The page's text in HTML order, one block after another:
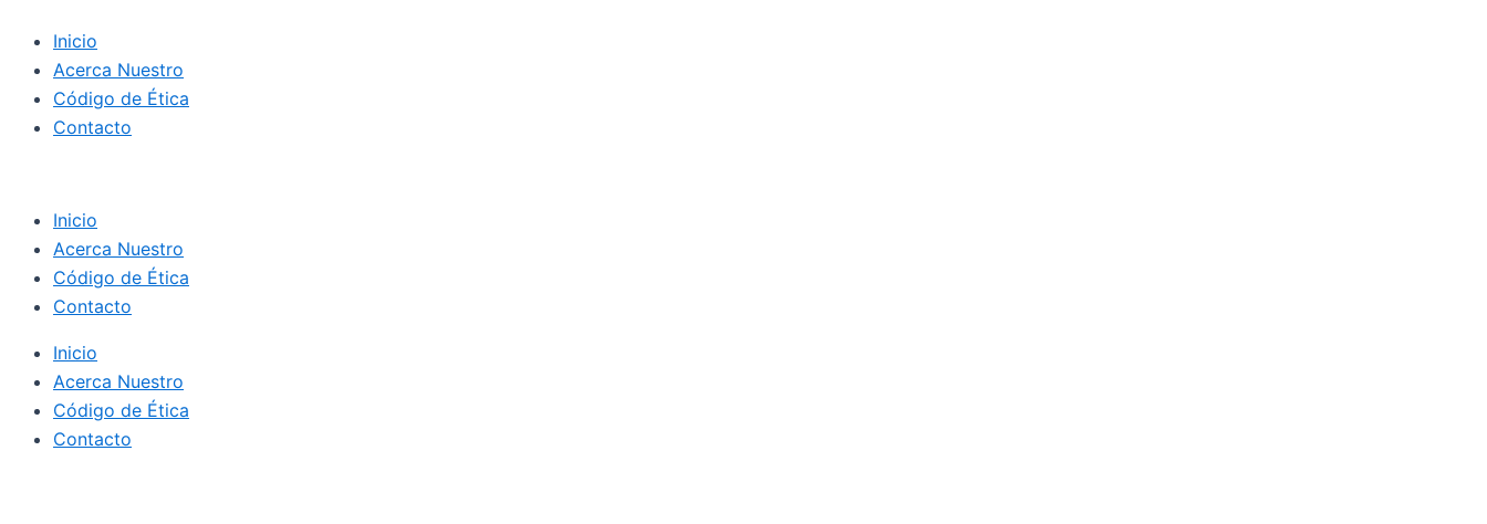
Inicio
Acerca Nuestro
Código de Ética
Contacto
Inicio
Acerca Nuestro
Código de Ética
Contacto
Inicio
Acerca Nuestro
Código de Ética
Contacto